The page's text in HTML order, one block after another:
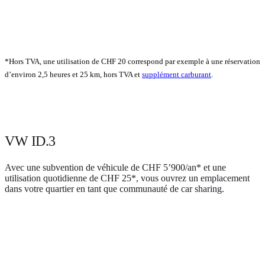
*Hors TVA, une utilisation de CHF 20 correspond par exemple à une réservation
d’environ 2,5 heures et 25 km, hors TVA et supplément carburant.
VW ID.3
Avec une subvention de véhicule de CHF 5’900/an* et une
utilisation quotidienne de CHF 25*, vous ouvrez un emplacement
dans votre quartier en tant que communauté de car sharing.